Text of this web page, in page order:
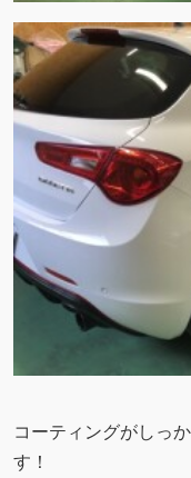
コーティングがしっ
す！